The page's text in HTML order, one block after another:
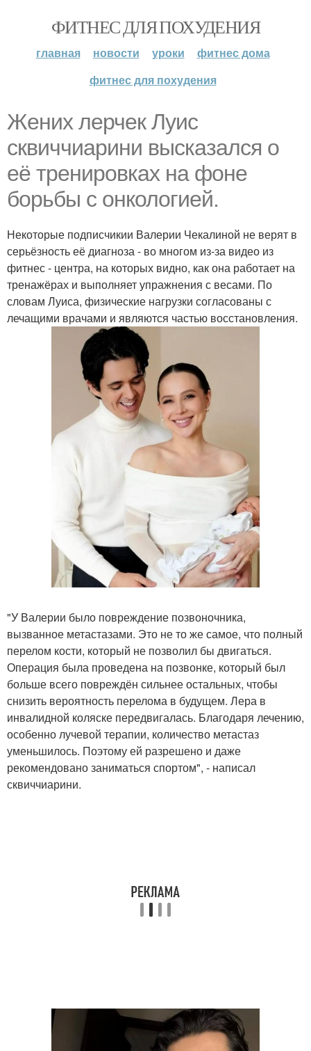
ФИТНЕС ДЛЯ ПОХУДЕНИЯ
главная новости уроки
фитнес дома
фитнес для похудения
Жених лерчек Луис
сквиччиарини высказался о
её тренировках на фоне
борьбы с онкологией.
Некоторые подписчикии Валерии Чекалиной не верят в
серьёзность её диагноза - во многом из-за видео из
фитнес - центра, на которых видно, как она работает на
тренажёрах и выполняет упражнения с весами. По
словам Луиса, физические нагрузки согласованы с
лечащими врачами и являются частью восстановления.
"У Валерии было повреждение позвоночника,
вызванное метастазами. Это не то же самое, что полный
перелом кости, который не позволил бы двигаться.
Операция была проведена на позвонке, который был
больше всего повреждён сильнее остальных, чтобы
снизить вероятность перелома в будущем. Лера в
инвалидной коляске передвигалась. Благодаря лечению,
особенно лучевой терапии, количество метастаз
уменьшилось. Поэтому ей разрешено и даже
рекомендовано заниматься спортом", - написал
сквиччиарини.